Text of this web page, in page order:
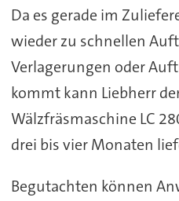
Da es gerade im
wieder zu schnellen
Verlagerungen oder
kommt kann Liebherr
Wälzfräsmaschine LC
drei bis vier Monaten
Begutachten können